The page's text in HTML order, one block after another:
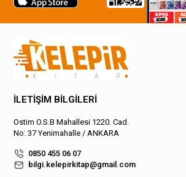
İLETİŞİM BİLGİLERİ
Ostim O.S.B Mahallesi 1220. Cad.
No: 37 Yenimahalle / ANKARA
0850 455 06 07
bilgi.kelepirkitap@gmail.com